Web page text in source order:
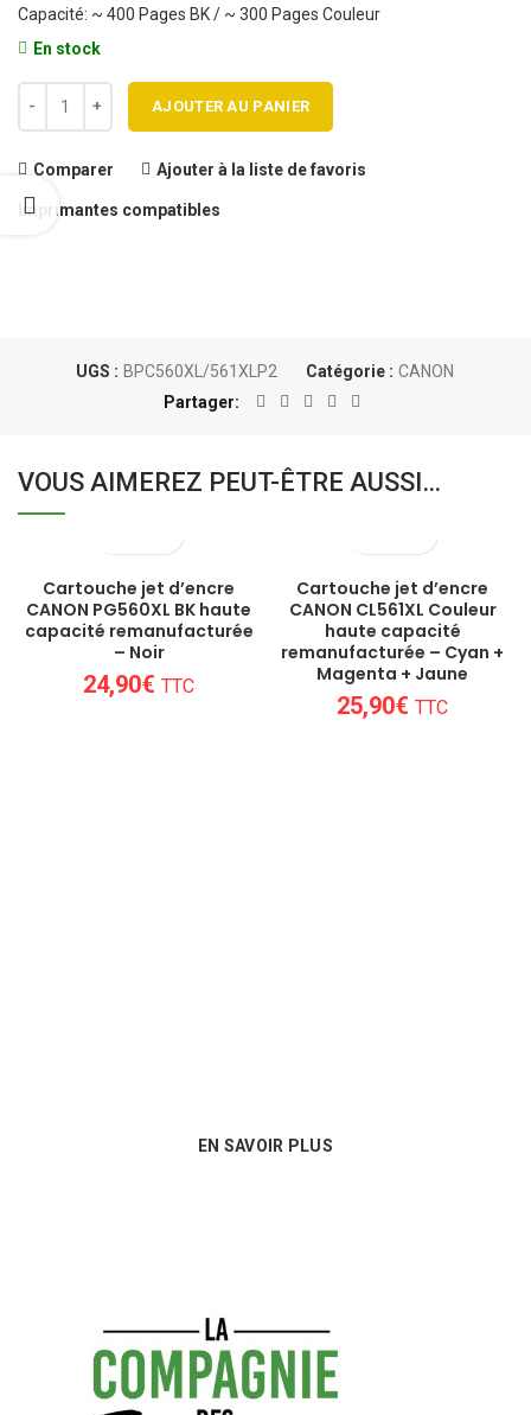
Capacité: ~ 400 Pages BK / ~ 300 Pages Couleur
En stock
AJOUTER AU PANIER
Comparer Ajouter à la liste de favoris
Imprimantes compatibles
UGS : BPC560XL/561XLP2 Catégorie : CANON
Partager
VOUS AIMEREZ PEUT-ÊTRE AUSSI…
Cartouche jet d’encre
CANON PG560XL BK haute
capacité remanufacturée
– Noir
24,90€ TTC
Cartouche jet d’encre
CANON CL561XL Couleur
haute capacité
remanufacturée – Cyan +
Magenta + Jaune
25,90€ TTC
EN SAVOIR PLUS